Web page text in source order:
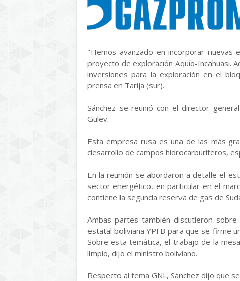
"Hemos avanzado en incorporar nuevas
proyecto de exploración Aquío-Incahuasi.
inversiones para la exploración en el
prensa en Tarija (sur).
Sánchez se reunió con el director
Gulev.
Esta empresa rusa es una de las más
desarrollo de campos hidrocarburíferos,
En la reunión se abordaron a detalle el
sector energético, en particular en el
contiene la segunda reserva de gas de
Ambas partes también discutieron
estatal boliviana YPFB para que se firme
Sobre esta temática, el trabajo de la
limpio, dijo el ministro boliviano.
Respecto al tema GNL, Sánchez dijo que